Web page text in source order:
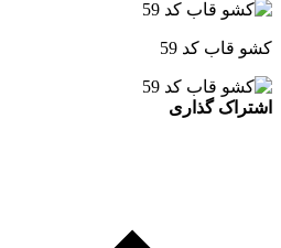
کشو قاب کد 59
اشتراک گذاری